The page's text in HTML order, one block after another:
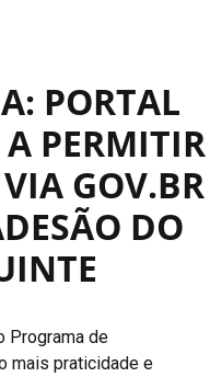
PORTAL
A PERMITIR
GOV.BR
DO
Programa de
mais praticidade e